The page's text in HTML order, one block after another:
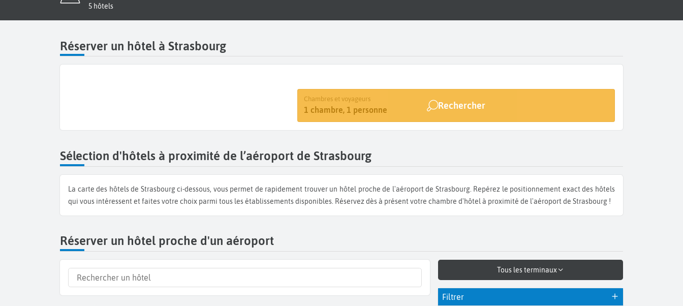
5 hôtels
Réserver un hôtel à Strasbourg
Destination
Strasbourg Entzheim
Dates
Dates de votre séjour
Chambres et voyageurs
1 chambre, 1 personne Rechercher
Sélection d'hôtels à proximité de l’aéroport de Strasbourg
La carte des hôtels de Strasbourg ci-dessous, vous permet de rapidement trouver un hôtel proche de l'aéroport de Strasbourg. Repérez le positionnement exact des hôtels
qui vous intéressent et faites votre choix parmi tous les établissements disponibles. Réservez dès à présent votre chambre d'hôtel à proximité de l'aéroport de Strasbourg !
Réserver un hôtel proche d'un aéroport
Tous les terminaux
Filtrer